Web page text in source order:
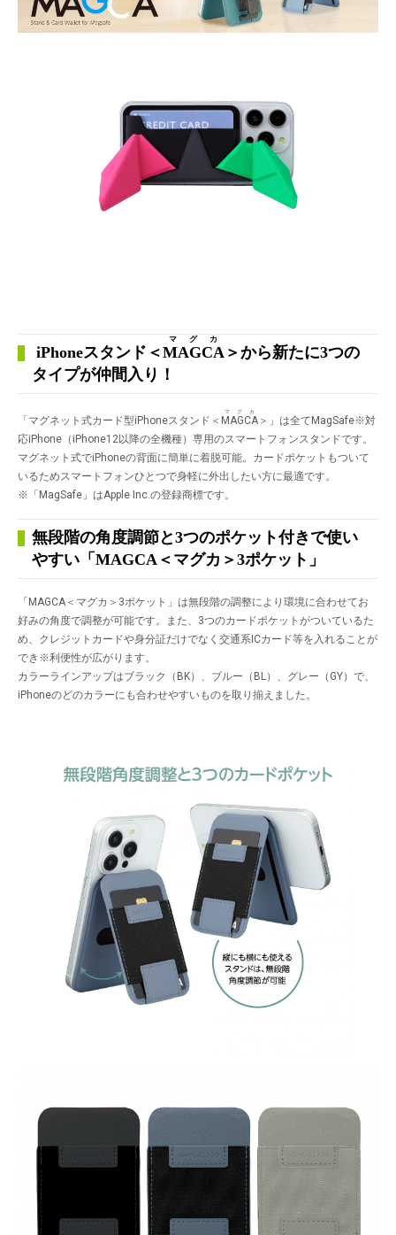
iPhoneスタンド＜MAGCA
マグカ
＞から新たに3つの
タイプが仲間入り！
「マグネット式カード型iPhoneスタンド＜ MAGCA
マグカ
＞」は全てMagSafe※対
応iPhone（iPhone12以降の全機種）専用のスマートフォンスタンドです。
マグネット式でiPhoneの背面に簡単に着脱可能。カードポケットもついて
いるためスマートフォンひとつで身軽に外出したい方に最適です。
※「MagSafe」はApple Inc.の登録商標です。
無段階の角度調節と3つのポケット付きで使い
やすい「MAGCA＜マグカ＞3ポケット」
「MAGCA＜マグカ＞3ポケット」は無段階の調整により環境に合わせてお
好みの角度で調整が可能です。また、3つのカードポケットがついているた
め、クレジットカードや身分証だけでなく交通系ICカード等を入れることが
でき ※利便性が広がります。
カラーラインアップはブラック（BK）、ブルー（BL）、グレー（GY）で、
iPhoneのどのカラーにも合わせやすいものを取り揃えました。